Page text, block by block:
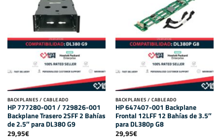
BACKPLANES / CABLEADO
HP 777280-001 / 729826-001
Backplane Trasero 2SFF 2 Bahías
de 2.5″ para DL380 G9
29,95€
BACKPLANES / CABLEADO
HP 647407-001 Backplane
Frontal 12LFF 12 Bahías de 3.5″
para DL380p G8
29,95€